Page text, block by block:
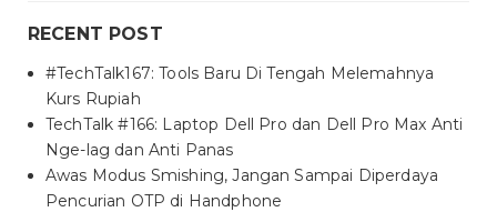
RECENT POST
#TechTalk167: Tools Baru Di Tengah Melemahnya
Kurs Rupiah
TechTalk #166: Laptop Dell Pro dan Dell Pro Max Anti
Nge-lag dan Anti Panas
Awas Modus Smishing, Jangan Sampai Diperdaya
Pencurian OTP di Handphone